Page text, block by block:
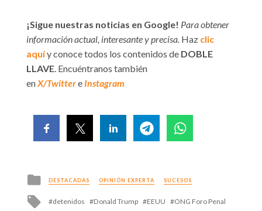
¡Sigue nuestras noticias en Google! Para obtener
información actual, interesante y precisa. Haz clic
aquíy conoce todos los contenidos de DOBLE
LLAVE. Encuéntranos también
enX/Twittere Instagram
Posted
in
DESTACADAS OPINIÓN EXPERTA SUCESOS
Tagged
detenidos Donald Trump EEUU
ONG Foro Penal